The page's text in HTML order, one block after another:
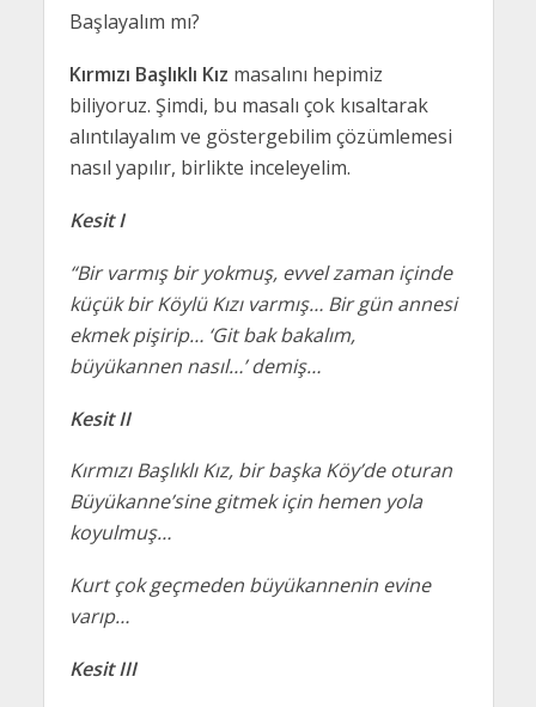
Başlayalım mı?
Kırmızı Başlıklı Kız masalını hepimiz
biliyoruz. Şimdi, bu masalı çok kısaltarak
alıntılayalım ve göstergebilim çözümlemesi
nasıl yapılır, birlikte inceleyelim.
Kesit I
“Bir varmış bir yokmuş, evvel zaman içinde
küçük bir Köylü Kızı varmış… Bir gün annesi
ekmek pişirip… ‘Git bak bakalım,
büyükannen nasıl…’ demiş…
Kesit II
Kırmızı Başlıklı Kız, bir başka Köy’de oturan
Büyükanne’sine gitmek için hemen yola
koyulmuş…
Kurt çok geçmeden büyükannenin evine
varıp…
Kesit III